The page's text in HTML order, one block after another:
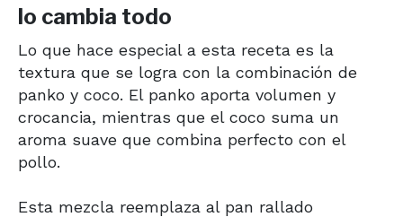
lo cambia todo
Lo que hace especial a esta receta es la
textura que se logra con la combinación de
panko y coco. El panko aporta volumen y
crocancia, mientras que el coco suma un
aroma suave que combina perfecto con el
pollo.
Esta mezcla reemplaza al pan rallado